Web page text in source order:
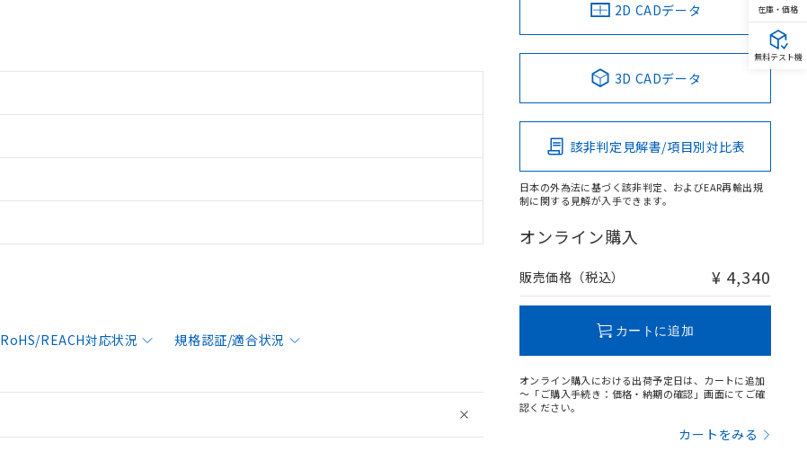
RoHS/REACH対応状況 規格認証/適合状況
2D CADデータ
3D CADデータ
該非判定見解書/項目別対比表
日本の外為法に基づく該非判定、およびEAR再輸出規
制に関する見解が入手できます。
オンライン購入
販売価格（税込） ¥ 4,340
カートに追加
オンライン購入における出荷予定日は、カートに追加
～「ご購入手続き：価格・納期の確認」画面にてご確
認ください。
カートをみる
在庫・価格
無料テスト機